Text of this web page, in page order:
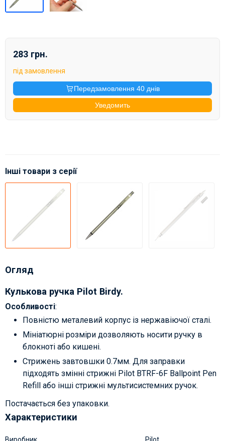
283 грн.
під замовлення
Передзамовлення 40 днів
Уведомить
Інші товари з серії
Огляд
Кулькова ручка Pilot Birdy.
Особливості:
Повністю металевий корпус із нержавіючої сталі.
Мініатюрні розміри дозволяють носити ручку в
блокноті або кишені.
Стрижень завтовшки 0.7мм. Для заправки
підходять змінні стрижні Pilot BTRF-6F Ballpoint Pen
Refill або інші стрижні мультисистемних ручок.
Постачається без упаковки.
Характеристики
Виробник Pilot